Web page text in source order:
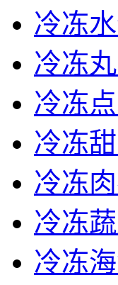
冷冻
冷冻
冷冻
冷冻
冷冻
冷冻
冷冻